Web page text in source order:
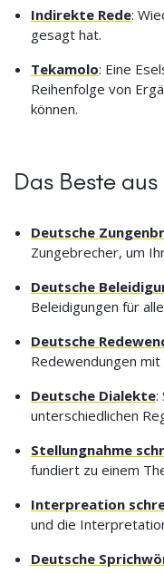
Indirekte Rede:
gesagt hat.
Tekamolo: Eine
Reihenfolge von
können.
Das Beste
Deutsche
Zungebrecher, um
Deutsche
Beleidigungen für
Deutsche
Redewendungen
Deutsche Dialekte:
unterschiedlichen
Stellungnahme
fundiert zu einem
Interpreation
und die
Deutsche